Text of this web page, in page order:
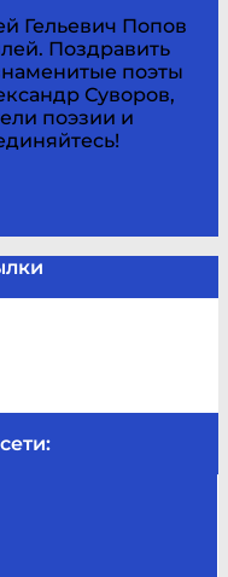
Гельевич Попов
Поздравить
поэты
Суворов,
поэзии и